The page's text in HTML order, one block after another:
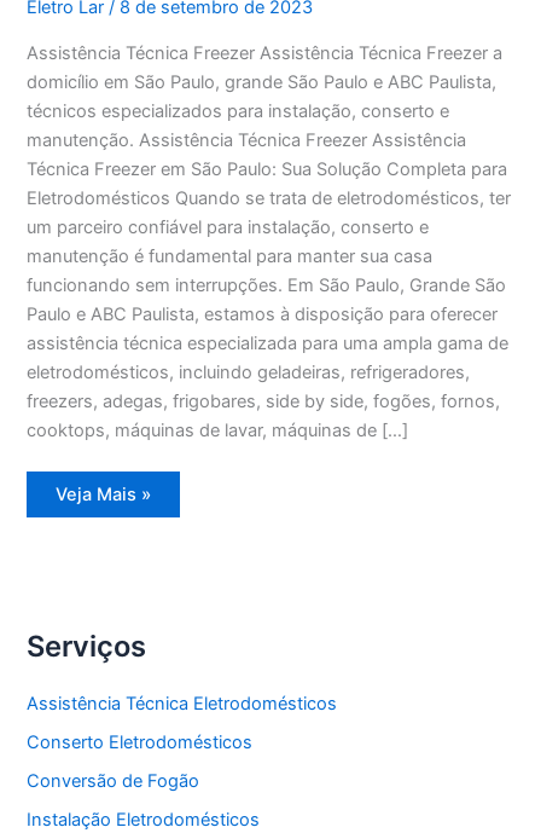
Eletro Lar/ 8 de setembro de 2023
Assistência Técnica Freezer Assistência Técnica Freezer a
domicílio em São Paulo, grande São Paulo e ABC Paulista,
técnicos especializados para instalação, conserto e
manutenção. Assistência Técnica Freezer Assistência
Técnica Freezer em São Paulo: Sua Solução Completa para
Eletrodomésticos Quando se trata de eletrodomésticos, ter
um parceiro confiável para instalação, conserto e
manutenção é fundamental para manter sua casa
funcionando sem interrupções. Em São Paulo, Grande São
Paulo e ABC Paulista, estamos à disposição para oferecer
assistência técnica especializada para uma ampla gama de
eletrodomésticos, incluindo geladeiras, refrigeradores,
freezers, adegas, frigobares, side by side, fogões, fornos,
cooktops, máquinas de lavar, máquinas de […]
Assistência
Técnica
Veja Mais »
Serviços
Assistência Técnica Eletrodomésticos
Conserto Eletrodomésticos
Conversão de Fogão
Instalação Eletrodomésticos